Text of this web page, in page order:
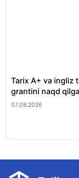
Tarix A+ va ingliz
grantini naqd
07.08.2026